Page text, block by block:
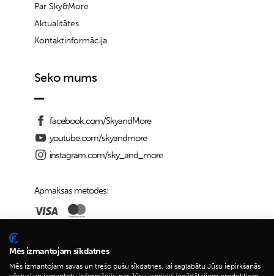
Par Sky&More
Aktualitātes
Kontaktinformācija
Seko mums
facebook.com/SkyandMore
youtube.com/skyandmore
instagram.com/sky_and_more
Apmaksas metodes:
Piegādes iespējas:
Mēs izmantojam sīkdatnes
Mēs izmantojam savas un trešo pušu sīkdatnes, lai saglabātu Jūsu iepirkšanās